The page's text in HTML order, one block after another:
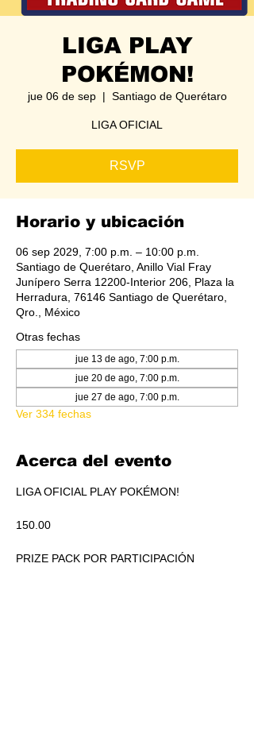
LIGA PLAY
POKÉMON!
jue 06 de sep
  |
Santiago de Querétaro
LIGA OFICIAL
RSVP
Horario y ubicación
06 sep 2029, 7:00 p.m. – 10:00 p.m.
Santiago de Querétaro, Anillo Vial Fray
Junípero Serra 12200-Interior 206, Plaza la
Herradura, 76146 Santiago de Querétaro,
Qro., México
Otras fechas
jue 13 de ago, 7:00 p.m.
jue 20 de ago, 7:00 p.m.
jue 27 de ago, 7:00 p.m.
Ver 334 fechas
Acerca del evento
LIGA OFICIAL PLAY POKÉMON!
150.00
PRIZE PACK POR PARTICIPACIÓN